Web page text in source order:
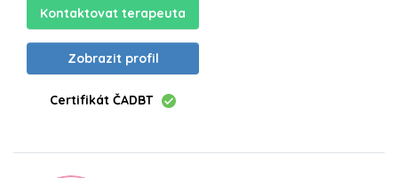
Kontaktovat terapeuta
Zobrazit profil
Certifikát ČADBT